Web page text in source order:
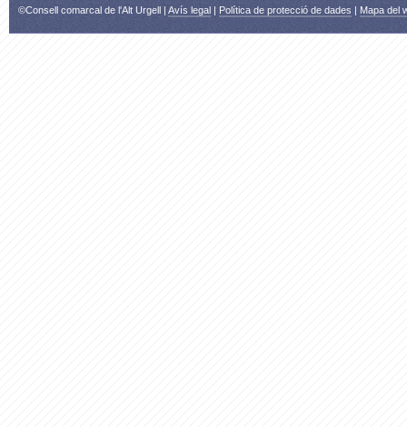
©Consell comarcal de l'Alt Urgell | Avís legal | Política de protecció de dades | Mapa del